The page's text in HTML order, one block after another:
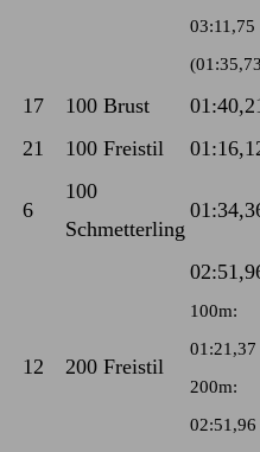
03:11,75
17 100 Brust
21 100 Freistil
6
100
Schmetterling
12 200 Freistil
100m:
01:21,37
200m:
02:51,96